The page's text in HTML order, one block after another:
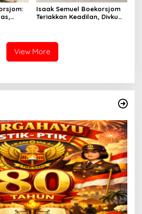
Isaak Semuel Boekorsjom
Teriakkan Keadilan, Divkum
View More